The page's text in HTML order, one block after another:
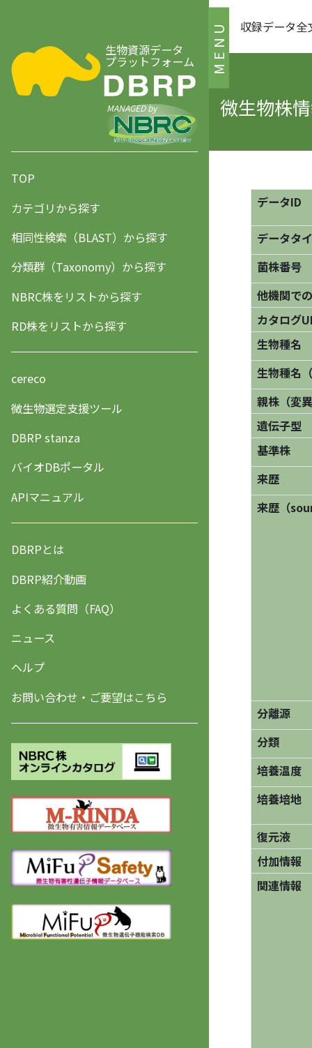
MENU
生物資源データ
プラットフォーム
MANAGED by
TOP
カテゴリから探す
相同性検索（BLAST）から探す
分類群（Taxonomy）から探す
NBRC株をリストから探す
RD株をリストから探す
cereco
微生物選定支援ツール
DBRP stanza
バイオDBポータル
APIマニュアル
DBRPとは
DBRP紹介動画
よくある質問（FAQ）
ニュース
ヘルプ
お問い合わせ・ご要望はこちら
収録データ全
微生物株
データID
データタ
菌株番号
他機関で
カタログ
生物種名
生物種名
親株（変
遺伝子型
基準株
来歴
来歴（
分離源
分類
培養温度
培養培地
復元液
付加情報
関連情報